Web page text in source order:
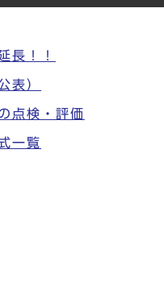
長！！
表）
点検・評価
一覧